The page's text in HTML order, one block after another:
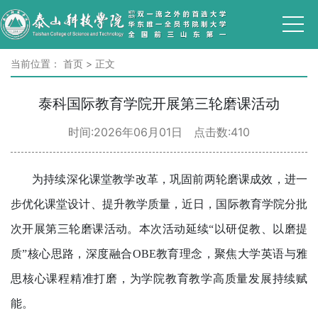
当前位置： 首页 > 正文
泰科国际教育学院开展第三轮磨课活动
时间:2026年06月01日 点击数:410
为持续深化课堂教学改革，巩固前两轮磨课成效，进一
步优化课堂设计、提升教学质量，近日，国际教育学院分批
次开展第三轮磨课活动。本次活动延续“以研促教、以磨提
质”核心思路，深度融合OBE教育理念，聚焦大学英语与雅
思核心课程精准打磨，为学院教育教学高质量发展持续赋
能。